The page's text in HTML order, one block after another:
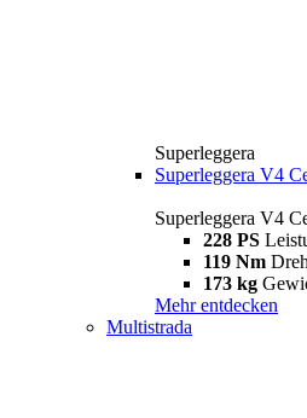
Superleggera
Superleggera V4
Superleggera V4
228 PS
119 Nm
173 kg
Mehr entdecken
Multistrada